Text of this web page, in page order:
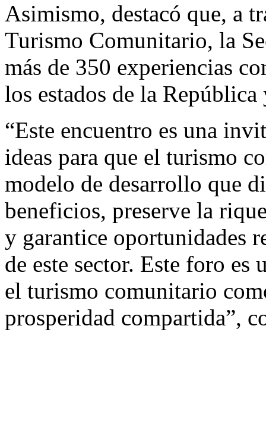
Asimismo, destacó que, a
Turismo Comunitario, la
más de 350 experiencias
los estados de la
“Este encuentro es una
ideas para que el turismo
modelo de desarrollo que
beneficios, preserve la
y garantice oportunidades
de este sector. Este foro es
el turismo comunitario
prosperidad compartida”,